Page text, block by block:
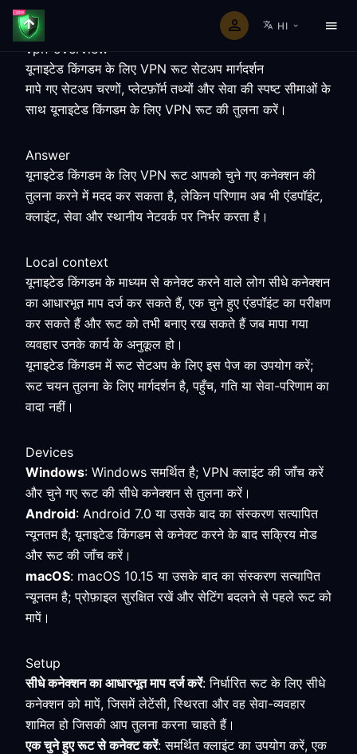
HI
vpn-overview
यूनाइटेड किंगडम के लिए VPN रूट सेटअप मार्गदर्शन
मापे गए सेटअप चरणों, प्लेटफ़ॉर्म तथ्यों और सेवा की स्पष्ट सीमाओं के
साथ यूनाइटेड किंगडम के लिए VPN रूट की तुलना करें।
Answer
यूनाइटेड किंगडम के लिए VPN रूट आपको चुने गए कनेक्शन की
तुलना करने में मदद कर सकता है, लेकिन परिणाम अब भी एंडपॉइंट,
क्लाइंट, सेवा और स्थानीय नेटवर्क पर निर्भर करता है।
Local context
यूनाइटेड किंगडम के माध्यम से कनेक्ट करने वाले लोग सीधे कनेक्शन
का आधारभूत माप दर्ज कर सकते हैं, एक चुने हुए एंडपॉइंट का परीक्षण
कर सकते हैं और रूट को तभी बनाए रख सकते हैं जब मापा गया
व्यवहार उनके कार्य के अनुकूल हो।
यूनाइटेड किंगडम में रूट सेटअप के लिए इस पेज का उपयोग करें;
रूट चयन तुलना के लिए मार्गदर्शन है, पहुँच, गति या सेवा-परिणाम का
वादा नहीं।
Devices
Windows: Windows समर्थित है; VPN क्लाइंट की जाँच करें
और चुने गए रूट की सीधे कनेक्शन से तुलना करें।
Android: Android 7.0 या उसके बाद का संस्करण सत्यापित
न्यूनतम है; यूनाइटेड किंगडम से कनेक्ट करने के बाद सक्रिय मोड
और रूट की जाँच करें।
macOS: macOS 10.15 या उसके बाद का संस्करण सत्यापित
न्यूनतम है; प्रोफ़ाइल सुरक्षित रखें और सेटिंग बदलने से पहले रूट को
मापें।
Setup
सीधे कनेक्शन का आधारभूत माप दर्ज करें: निर्धारित रूट के लिए सीधे
कनेक्शन को मापें, जिसमें लेटेंसी, स्थिरता और वह सेवा-व्यवहार
शामिल हो जिसकी आप तुलना करना चाहते हैं।
एक चुने हुए रूट से कनेक्ट करें: समर्थित क्लाइंट का उपयोग करें, एक